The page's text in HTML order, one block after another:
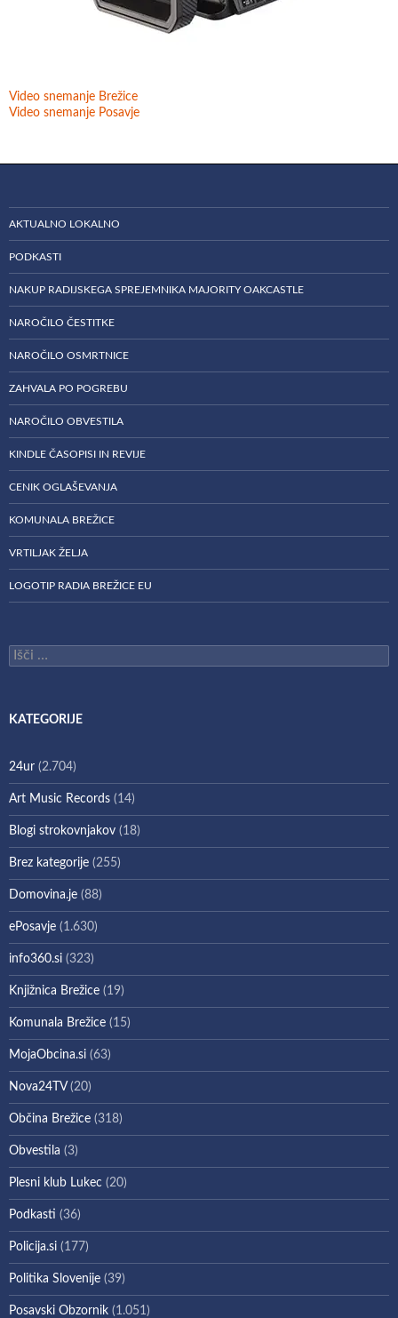
Video snemanje Brežice
Video snemanje Posavje
AKTUALNO LOKALNO
PODKASTI
NAKUP RADIJSKEGA SPREJEMNIKA MAJORITY OAKCASTLE
NAROČILO ČESTITKE
NAROČILO OSMRTNICE
ZAHVALA PO POGREBU
NAROČILO OBVESTILA
KINDLE ČASOPISI IN REVIJE
CENIK OGLAŠEVANJA
KOMUNALA BREŽICE
VRTILJAK ŽELJA
LOGOTIP RADIA BREŽICE EU
Išči:
KATEGORIJE
24ur (2.704)
Art Music Records (14)
Blogi strokovnjakov (18)
Brez kategorije (255)
Domovina.je (88)
ePosavje (1.630)
info360.si (323)
Knjižnica Brežice (19)
Komunala Brežice (15)
MojaObcina.si (63)
Nova24TV(20)
Občina Brežice (318)
Obvestila (3)
Plesni klub Lukec (20)
Podkasti (36)
Policija.si (177)
Politika Slovenije (39)
Posavski Obzornik (1.051)